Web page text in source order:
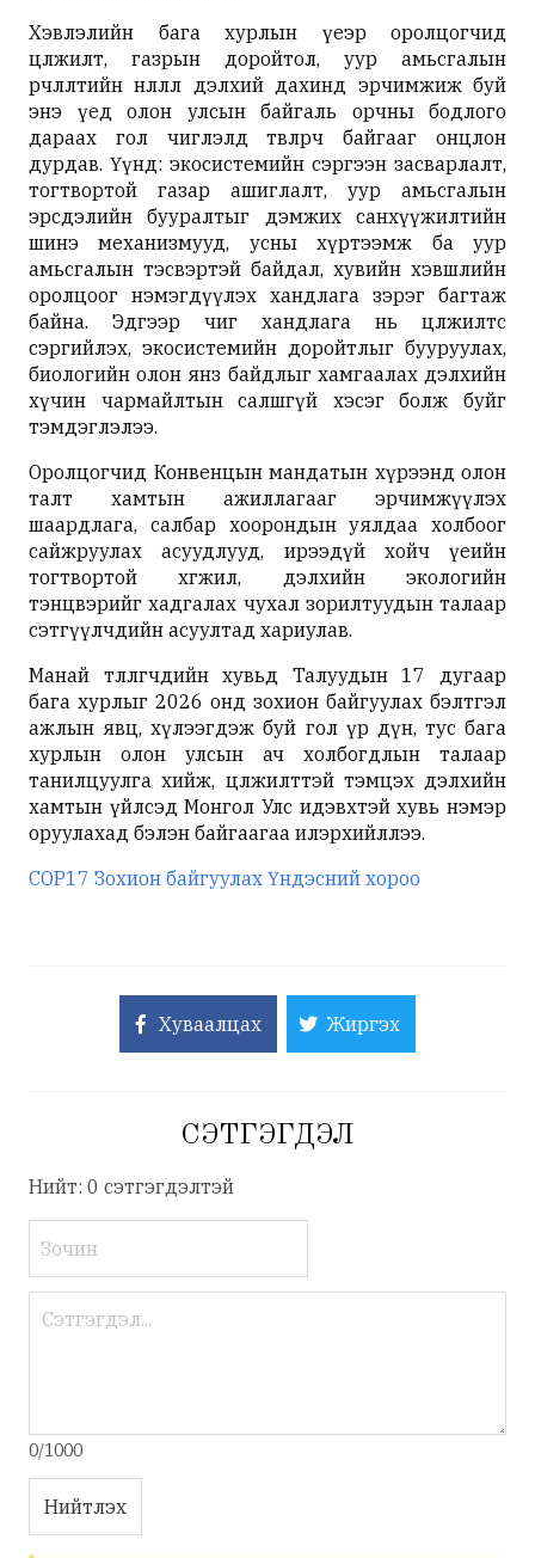
Хэвлэлийн бага хурлын үеэр оролцогчид
цөлжилт, газрын доройтол, уур амьсгалын
өөрчлөлтийн нөлөөлөл дэлхий дахинд эрчимжиж буй
энэ үед олон улсын байгаль орчны бодлого
дараах гол чиглэлд төвлөрч байгааг онцлон
дурдав. Үүнд: экосистемийн сэргээн засварлалт,
тогтвортой газар ашиглалт, уур амьсгалын
эрсдэлийн бууралтыг дэмжих санхүүжилтийн
шинэ механизмууд, усны хүртээмж ба уур
амьсгалын тэсвэртэй байдал, хувийн хэвшлийн
оролцоог нэмэгдүүлэх хандлага зэрэг багтаж
байна. Эдгээр чиг хандлага нь цөлжилтөөс
сэргийлэх, экосистемийн доройтлыг бууруулах,
биологийн олон янз байдлыг хамгаалах дэлхийн
хүчин чармайлтын салшгүй хэсэг болж буйг
тэмдэглэлээ.
Оролцогчид Конвенцын мандатын хүрээнд олон
талт хамтын ажиллагааг эрчимжүүлэх
шаардлага, салбар хоорондын уялдаа холбоог
сайжруулах асуудлууд, ирээдүй хойч үеийн
тогтвортой хөгжил, дэлхийн экологийн
тэнцвэрийг хадгалах чухал зорилтуудын талаар
сэтгүүлчдийн асуултад хариулав.
Манай төлөөлөгчдийн хувьд Талуудын 17 дугаар
бага хурлыг 2026 онд зохион байгуулах бэлтгэл
ажлын явц, хүлээгдэж буй гол үр дүн, тус бага
хурлын олон улсын ач холбогдлын талаар
танилцуулга хийж, цөлжилттэй тэмцэх дэлхийн
хамтын үйлсэд Монгол Улс идэвхтэй хувь нэмэр
оруулахад бэлэн байгаагаа илэрхийллээ.
COP17 Зохион байгуулах Үндэсний хороо
Хуваалцах Жиргэх
СЭТГЭГДЭЛ
Нийт: 0 сэтгэгдэлтэй
0/1000
Нийтлэх